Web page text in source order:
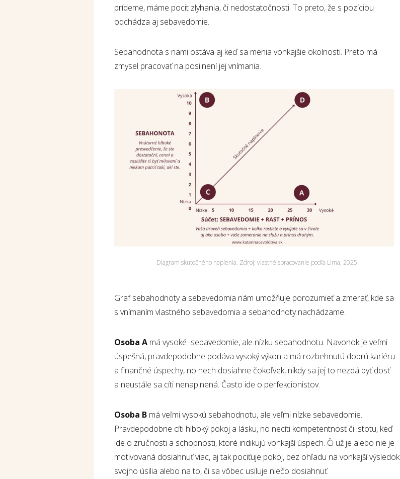
prídeme, máme pocit zlyhania, či nedostatočnosti. To preto, že s pozíciou
odchádza aj sebavedomie.
Sebahodnota s nami ostáva aj keď sa menia vonkajšie okolnosti. Preto má
zmysel pracovať na posilnení jej vnímania.
Diagram skutočného naplenia. Zdroj: vlastné spracovanie podľa Lima, 2025.
Graf sebahodnoty a sebavedomia nám umožňuje porozumieť a zmerať, kde sa
s vnímaním vlastného sebavedomia a sebahodnoty nachádzame.
Osoba A má vysoké sebavedomie, ale nízku sebahodnotu. Navonok je veľmi
úspešná, pravdepodobne podáva vysoký výkon a má rozbehnutú dobrú kariéru
a finančné úspechy, no nech dosiahne čokoľvek, nikdy sa jej to nezdá byť dosť
a neustále sa cíti nenaplnená. Často ide o perfekcionistov.
Osoba B má veľmi vysokú sebahodnotu, ale veľmi nízke sebavedomie.
Pravdepodobne cíti hlboký pokoj a lásku, no necíti kompetentnosť či istotu, keď
ide o zručnosti a schopnosti, ktoré indikujú vonkajší úspech. Či už je alebo nie je
motivovaná dosiahnuť viac, aj tak pociťuje pokoj, bez ohľadu na vonkajší výsledok
svojho úsilia alebo na to, či sa vôbec usiluje niečo dosiahnuť.